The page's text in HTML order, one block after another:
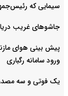
سیمایی که
جاشوهای غریب دریا
ورود سامانه رگباری
یک فوتی و سه